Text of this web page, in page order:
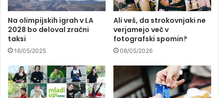
Na olimpijskih igrah v LA
2028 bo deloval zračni
taksi
16/05/2025
Ali veš, da strokovnjaki ne
verjamejo več v
fotografski spomin?
08/05/2026